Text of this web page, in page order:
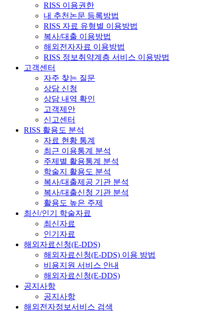
RISS 이용권한
내 추천논문 등록방법
RISS 자료 유형별 이용방법
복사/대출 이용방법
해외전자자료 이용방법
RISS 정보취약계층 서비스 이용방법
고객센터
자주 찾는 질문
상담 신청
상담 내역 확인
고객제안
신고센터
RISS 활용도 분석
자료 현황 통계
최근 이용통계 분석
주제별 활용통계 분석
학술지 활용도 분석
복사/대출제공 기관 분석
복사/대출신청 기관 분석
활용도 높은 주제
최신/인기 학술자료
최신자료
인기자료
해외자료신청(E-DDS)
해외자료신청(E-DDS) 이용 방법
비용지원 서비스 안내
해외자료신청(E-DDS)
공지사항
공지사항
해외전자정보서비스 검색